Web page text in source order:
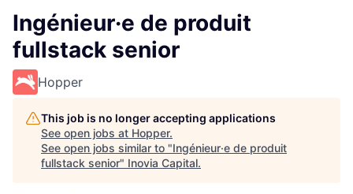
Ingénieur·e de produit
fullstack senior
Hopper
This job is no longer accepting applications
See open jobs at Hopper.
See open jobs similar to "Ingénieur·e de produit
fullstack senior" Inovia Capital.